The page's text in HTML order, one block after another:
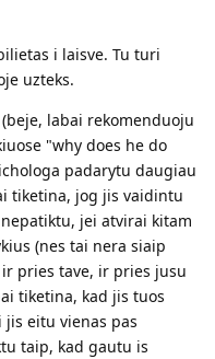
i laisve. Tu turi
uzteks.
labai rekomenduoju
"why does he do
padarytu daugiau
tiketina, jog jis vaidintu
jei atvirai kitam
(nes tai nera siaip
pries tave, ir pries jusu
tiketina, kad jis tuos
jis eitu vienas pas
taip, kad gautu is